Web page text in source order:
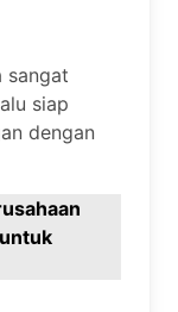
sangat
siap
dengan